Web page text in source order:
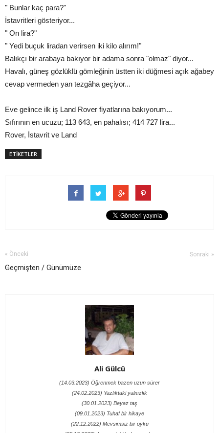
" Bunlar kaç para?"
İstavritleri gösteriyor...
" On lira?"
" Yedi buçuk liradan verirsen iki kilo alırım!"
Balıkçı bir arabaya bakıyor bir adama sonra "olmaz" diyor...
Havalı, güneş gözlüklü gömleğinin üstten iki düğmesi açık ağabey
cevap vermeden yan tezgâha geçiyor...
Eve gelince ilk iş Land Rover fiyatlarına bakıyorum...
Sıfırının en ucuzu; 113 643, en pahalısı; 414 727 lira...
Rover, İstavrit ve Land
ETİKETLER
« Önceki
Geçmişten / Günümüze
Sonraki »
Ali Gülcü
(14.03.2023) Öğrenmek bazen uzun sürer
(24.02.2023) Yazlıktaki yalnızlık
(30.01.2023) Beyaz taş
(09.01.2023) Tuhaf bir hikaye
(22.12.2022) Mevsimsiz bir öykü